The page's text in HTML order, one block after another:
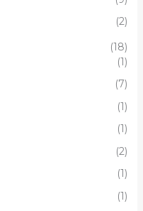
(2)
(18)
(1)
(7)
(1)
(1)
(2)
(1)
(1)